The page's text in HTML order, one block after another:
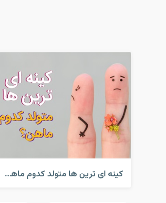
کینه ای ترین ها متولد کدوم ماهن؟